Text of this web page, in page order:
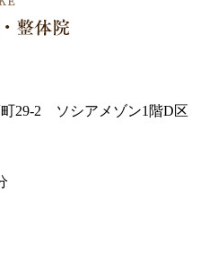
29-2 ソシアメゾン1階D区